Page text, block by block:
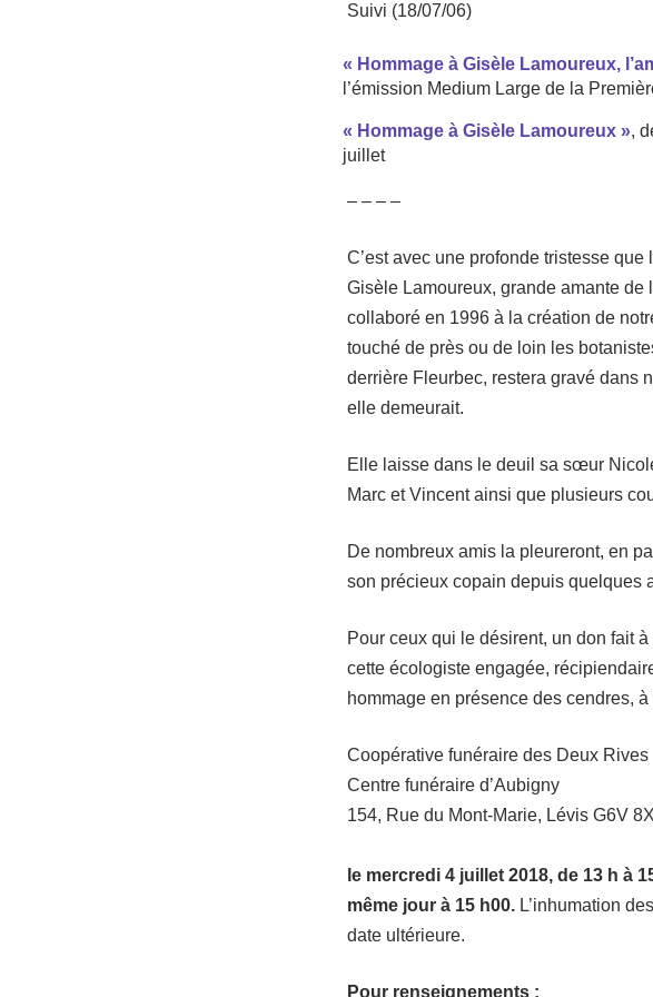
Suivi (18/07/06)
« Hommage à Gisèle Lamoureux,
l’émission Medium Large de la
« Hommage à Gisèle Lamoureux »,
juillet
– – – –
C’est avec une profonde tristesse
Gisèle Lamoureux, grande amante de
collaboré en 1996 à la création de
touché de près ou de loin les
derrière Fleurbec, restera gravé dans
elle demeurait.
Elle laisse dans le deuil sa sœur
Marc et Vincent ainsi que plusieurs
De nombreux amis la pleureront, en
son précieux copain depuis quelques
Pour ceux qui le désirent, un don fait
cette écologiste engagée,
hommage en présence des cendres, à
Coopérative funéraire des Deux Rives
Centre funéraire d’Aubigny
154, Rue du Mont-Marie, Lévis G6V
le mercredi 4 juillet 2018, de 13 h à
même jour à 15 h00. L’inhumation
date ultérieure.
Pour renseignements :